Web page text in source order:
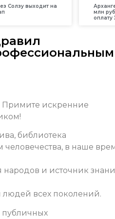
Солзу выходит на
млн
Примите искренние
библиотека
в наше
и источник
людей всех поколений.
публичных